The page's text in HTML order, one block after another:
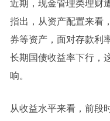
近期，现金管理类理财
指出，从资产配置来看
券等资产，面对存款利
长期国债收益率下行，
响。
从收益水平来看，前段